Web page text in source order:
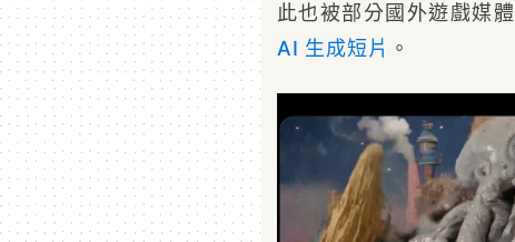
此也被部分國外遊戲媒
AI 生成短片 。